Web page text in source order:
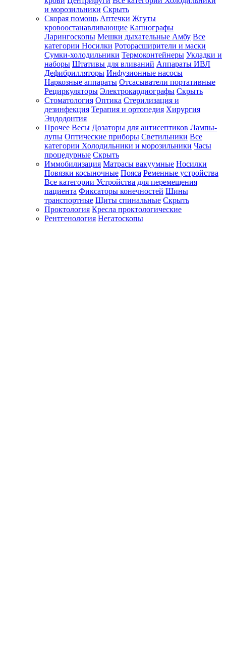
и морозильники Скрыть
Скорая помощь Аптечки Жгуты
кровоостанавливающие Капнографы
Ларингоскопы Мешки дыхательные Амбу Все
категории Носилки Роторасширители и маски
Сумки-холодильники Термоконтейнеры Укладки и
наборы Штативы для вливаний Аппараты ИВЛ
Дефибрилляторы Инфузионные насосы
Наркозные аппараты Отсасыватели портативные
Рециркуляторы Электрокардиографы Скрыть
Стоматология Оптика Стерилизация и
дезинфекция Терапия и ортопедия Хирургия
Эндодонтия
Прочее Весы Дозаторы для антисептиков Лампы-
лупы Оптические приборы Светильники Все
категории Холодильники и морозильники Часы
процедурные Скрыть
Иммобилизация Матрасы вакуумные Носилки
Повязки косыночные Пояса Ременные устройства
Все категории Устройства для перемещения
пациента Фиксаторы конечностей Шины
транспортные Щиты спинальные Скрыть
Проктология Кресла проктологические
Рентгенология Негатоскопы